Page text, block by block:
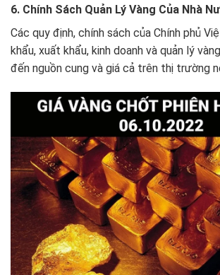
6. Chính Sách Quản Lý Vàng Của Nhà
Các quy định, chính sách của Chính phủ
khẩu, xuất khẩu, kinh doanh và quản lý
đến nguồn cung và giá cả trên thị trường